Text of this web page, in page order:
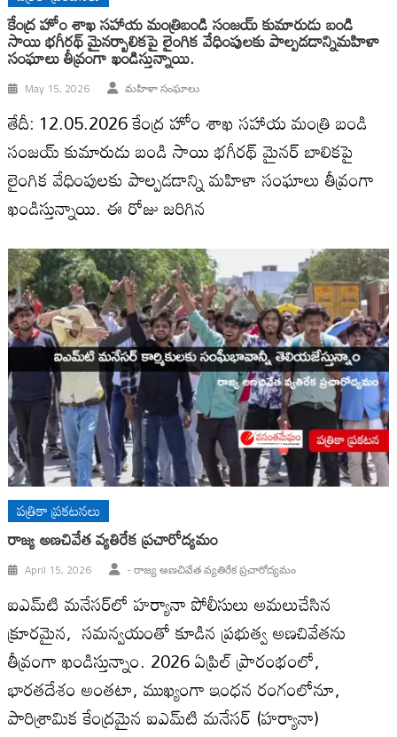
కేంద్ర హోం శాఖ సహాయ మంత్రిబండి సంజయ్ కుమారుడు బండి
సాయి భగీరథ్ మైనర్బాలికపై లైంగిక వేధింపులకు పాల్పడడాన్నిమహిళా
సంఘాలు తీవ్రంగా ఖండిస్తున్నాయి.
May 15, 2026 మహిళా సంఘాలు
తేదీ: 12.05.2026 కేంద్ర హోం శాఖ సహాయ మంత్రి బండి
సంజయ్ కుమారుడు బండి సాయి భగీరథ్ మైనర్ బాలికపై
లైంగిక వేధింపులకు పాల్పడడాన్ని మహిళా సంఘాలు తీవ్రంగా
ఖండిస్తున్నాయి. ఈ రోజు జరిగిన
పత్రికా ప్రకటనలు
రాజ్య అణచివేత వ్యతిరేక ప్రచారోద్యమం
April 15, 2026 - రాజ్య అణచివేత వ్యతిరేక ప్రచారోద్యమం
ఐఎమ్‌టి మనేసర్‌లో హర్యానా పోలీసులు అమలుచేసిన
క్రూరమైన, సమన్వయంతో కూడిన ప్రభుత్వ అణచివేతను
తీవ్రంగా ఖండిస్తున్నాం. 2026 ఏప్రిల్ ప్రారంభంలో,
భారతదేశం అంతటా, ముఖ్యంగా ఇంధన రంగంలోనూ,
పారిశ్రామిక కేంద్రమైన ఐఎమ్‌టి మనేసర్ (హర్యానా)